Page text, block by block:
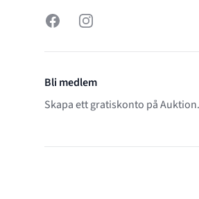
FacebookInstagram
Bli medlem
Skapa ett gratiskonto på